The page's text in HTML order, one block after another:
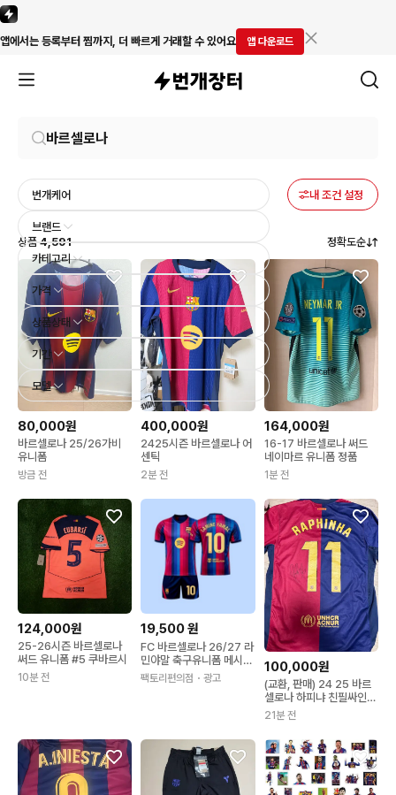
앱에서는 등록부터 찜까지, 더 빠르게 거래할 수 있어요 앱 다운로드
번개케어
브랜드
카테고리
가격
상품상태
기간
모델
내 조건 설정
상품 4,591 정확도순
80,000원
바르셀로나 25/26가비
유니폼
방금 전
400,000원
2425시즌 바르셀로나 어
센틱
2분 전
164,000원
16-17 바르셀로나 써드
네이마르 유니폼 정품
1분 전
124,000원
25-26시즌 바르셀로나
써드 유니폼 #5 쿠바르시
10분 전
19,500원
FC 바르셀로나 26/27 라
민야말 축구유니폼 메시유
니폼 2026 키즈 10.MES
SI
팩토리편의점 ・광고
100,000원
(교환, 판매) 24 25 바르
셀로나 하피냐 친필싸인
유니폼
21분 전